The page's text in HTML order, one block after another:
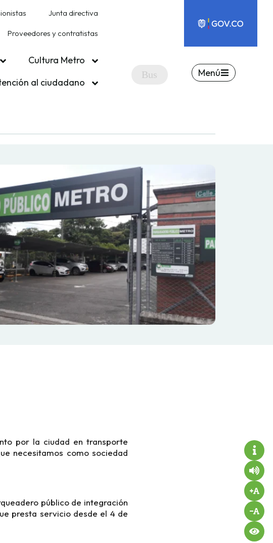
Junta directiva
Proveedores y contratistas
Cultura Metro
al ciudadano
Menú
por la ciudad en transporte
necesitamos como sociedad
público de integración
presta servicio desde el 4 de